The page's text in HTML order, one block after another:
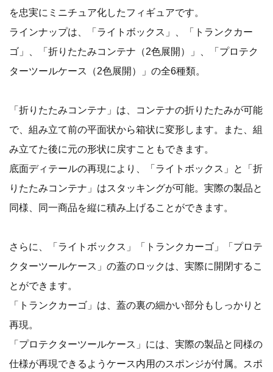
を忠実にミニチュア化したフィギュアです。
ラインナップは、「ライトボックス」、「トランクカー
ゴ」、「折りたたみコンテナ（2色展開）」、「プロテク
ターツールケース（2色展開）」の全6種類。
「折りたたみコンテナ」は、コンテナの折りたたみが可能
で、組み立て前の平面状から箱状に変形します。また、組
み立てた後に元の形状に戻すこともできます。
底面ディテールの再現により、「ライトボックス」と「折
りたたみコンテナ」はスタッキングが可能。実際の製品と
同様、同一商品を縦に積み上げることができます。
さらに、「ライトボックス」「トランクカーゴ」「プロテ
クターツールケース」の蓋のロックは、実際に開閉するこ
とができます。
「トランクカーゴ」は、蓋の裏の細かい部分もしっかりと
再現。
「プロテクターツールケース」には、実際の製品と同様の
仕様が再現できるようケース内用のスポンジが付属。スポ